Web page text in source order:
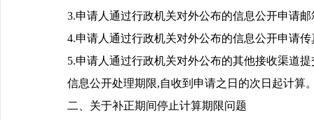
3.申请人通过行政机关对外公布的信息公开申请
4.申请人通过行政机关对外公布的信息公开申请
5.申请人通过行政机关对外公布的其他接收渠道
信息公开处理期限,自收到申请之日的次日起计算
二、关于补正期间停止计算期限问题